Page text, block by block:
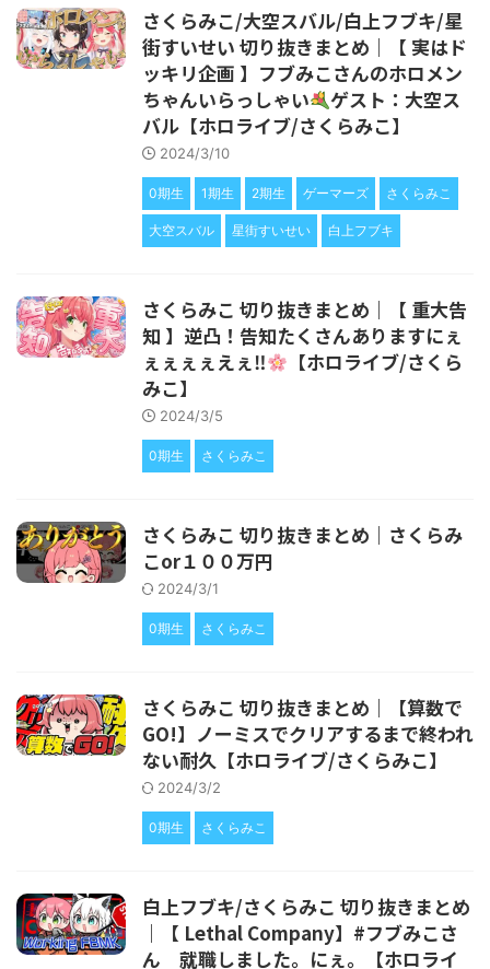
さくらみこ/大空スバル/白上フブキ/星
街すいせい 切り抜きまとめ｜【 実はド
ッキリ企画 】フブみこさんのホロメン
ちゃんいらっしゃい
ゲスト：大空ス
バル【ホロライブ/さくらみこ】
2024/3/10
0期生 1期生 2期生 ゲーマーズ さくらみこ
大空スバル 星街すいせい 白上フブキ
さくらみこ 切り抜きまとめ｜【 重大告
知 】逆凸！告知たくさんありますにぇ
ぇぇぇぇえぇ‼
【ホロライブ/さくら
みこ】
2024/3/5
0期生 さくらみこ
さくらみこ 切り抜きまとめ｜さくらみ
こor１００万円
2024/3/1
0期生 さくらみこ
さくらみこ 切り抜きまとめ｜【算数で
GO!】ノーミスでクリアするまで終われ
ない耐久【ホロライブ/さくらみこ】
2024/3/2
0期生 さくらみこ
白上フブキ/さくらみこ 切り抜きまとめ
｜【 Lethal Company】#フブみこさ
ん 就職しました。にぇ。【ホロライ